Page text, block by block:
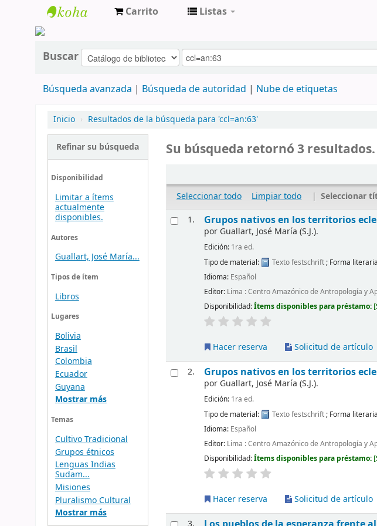
Carrito Listas
Buscar
Búsqueda avanzada Búsqueda de autoridad Nube de etiquetas
Inicio › Resultados de la búsqueda para 'ccl=an:63'
Refinar su búsqueda
Disponibilidad
Limitar a ítems
actualmente
disponibles.
Autores
Guallart, José María...
Tipos de ítem
Libros
Lugares
Bolivia
Brasil
Colombia
Ecuador
Guyana
Mostrar más
Temas
Cultivo Tradicional
Grupos étnicos
Lenguas Indias
Sudam...
Misiones
Pluralismo Cultural
Mostrar más
Su búsqueda retornó 3 resultados.
Seleccionar todo Limpiar todo | Seleccionar
1. Grupos nativos en los territorios
por Guallart, José María (S.J.).
Edición: 1ra ed.
Tipo de material:
Textofestschrift ; Forma
Idioma: Español
Editor: Lima : Centro Amazónico de Antropología y
Disponibilidad:Ítems disponibles para préstamo:
Hacer reserva Solicitud de artículo
2.
Grupos nativos en los territorios
por Guallart, José María (S.J.).
Edición: 1ra ed.
Tipo de material:
Textofestschrift; Forma
Idioma: Español
Editor: Lima : Centro Amazónico de Antropología y
Disponibilidad:Ítems disponibles para préstamo:
Hacer reserva Solicitud de artículo